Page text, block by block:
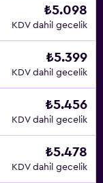
₺5.098
KDV dahil gecelik
₺5.399
KDV dahil gecelik
₺5.456
KDV dahil gecelik
₺5.478
KDV dahil gecelik